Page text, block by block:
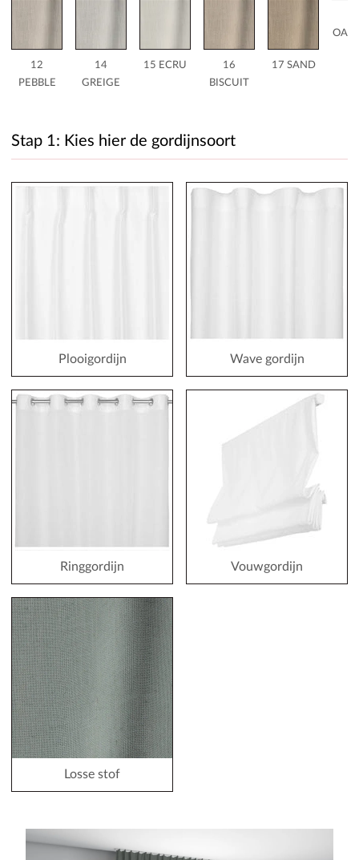
12
PEBBLE
14
GREIGE
15 ECRU
16
BISCUIT
17 SAND
Stap 1: Kies hier de gordijnsoort
Plooigordijn Wave gordijn
Ringgordijn Vouwgordijn
Losse stof